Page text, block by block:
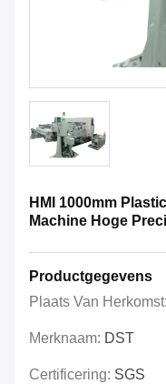
HMI 1000mm
Machine Hoge
Productgegevens
Plaats Van Herkomst:
Merknaam: DST
Certificering: SGS